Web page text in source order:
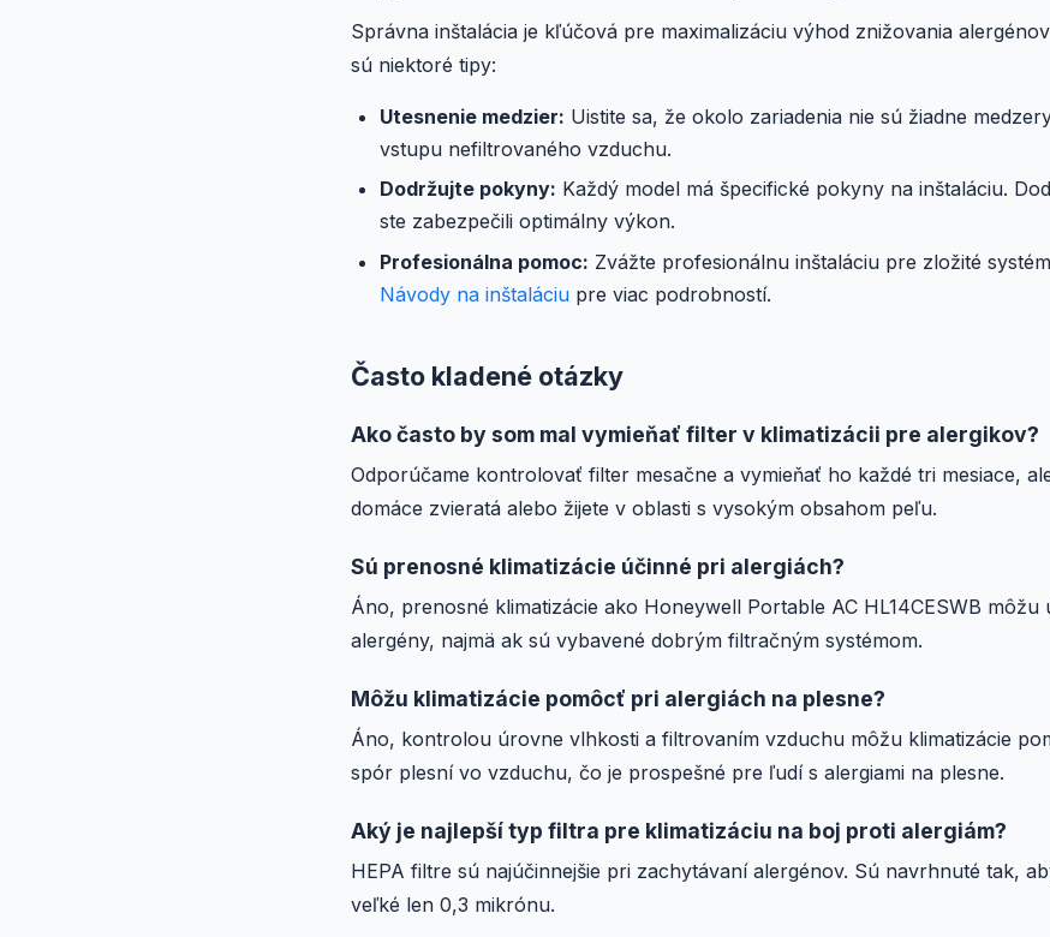
Správna inštalácia je kľúčová pre maximalizáciu výhod znižovania
sú niektoré tipy:
Utesnenie medzier: Uistite sa, že okolo zariadenia nie sú žiadne
vstupu nefiltrovaného vzduchu.
Dodržujte pokyny: Každý model má špecifické pokyny na inštaláciu.
ste zabezpečili optimálny výkon.
Profesionálna pomoc: Zvážte profesionálnu inštaláciu pre zložité
Návody na inštaláciu pre viac podrobností.
Často kladené otázky
Ako často by som mal vymieňať filter v klimatizácii pre alergikov?
Odporúčame kontrolovať filter mesačne a vymieňať ho každé tri mesiace,
domáce zvieratá alebo žijete v oblasti s vysokým obsahom peľu.
Sú prenosné klimatizácie účinné pri alergiách?
Áno, prenosné klimatizácie ako Honeywell Portable AC HL14CESWB môžu
alergény, najmä ak sú vybavené dobrým filtračným systémom.
Môžu klimatizácie pomôcť pri alergiách na plesne?
Áno, kontrolou úrovne vlhkosti a filtrovaním vzduchu môžu klimatizácie
spór plesní vo vzduchu, čo je prospešné pre ľudí s alergiami na plesne.
Aký je najlepší typ filtra pre klimatizáciu na boj proti alergiám?
HEPA filtre sú najúčinnejšie pri zachytávaní alergénov. Sú navrhnuté tak,
veľké len 0,3 mikrónu.